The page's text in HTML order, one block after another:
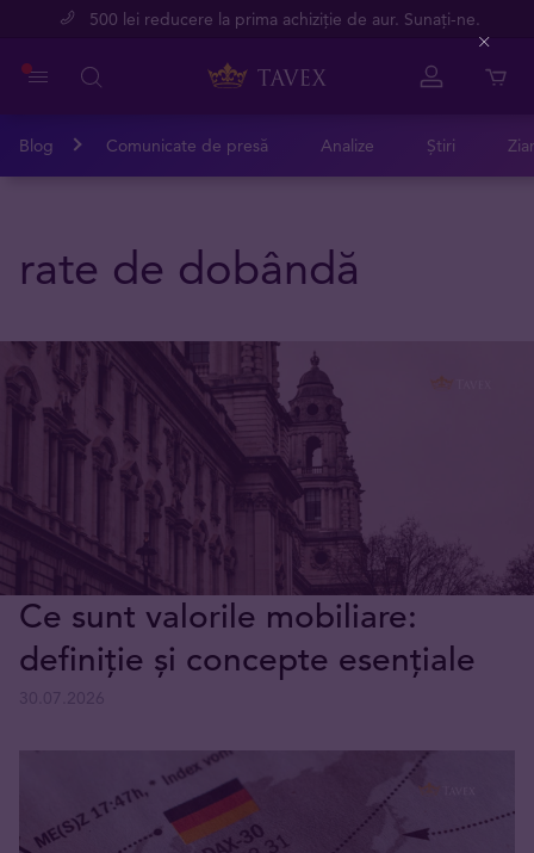
500 lei reducere la prima achiziție de aur. Sunați-ne.
Blog Comunicate de presă Analize Știri
rate de dobândă
Ce sunt valorile mobiliare:
definiție și concepte esențiale
Close